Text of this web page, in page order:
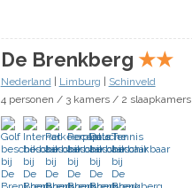
De Brenkberg ★★
Nederland| Limburg
Schinveld
4 personen / 3 kamers / 2 slaapkamers